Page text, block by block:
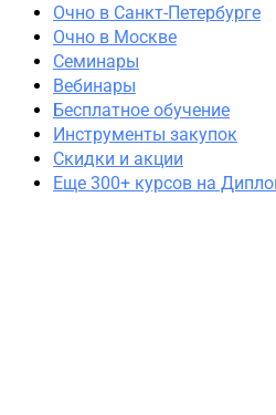
Скидки и акции
Очно в Санкт-Петербурге
Очно в Москве
Семинары
Вебинары
Бесплатное обучение
Инструменты закупок
Скидки и акции
Еще 300+ курсов на